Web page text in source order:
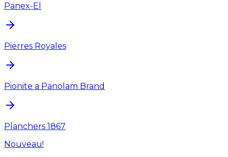
Panex-El
Pierres Royales
Pionite a Panolam Brand
Planchers 1867
Nouveau!